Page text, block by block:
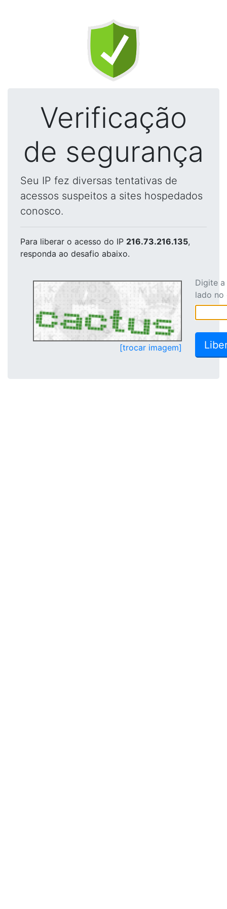
Verificação
de segurança
Seu IP fez diversas tentativas de
acessos suspeitos a sites hospedados
conosco.
Para liberar o acesso do IP 216.73.216.135,
responda ao desafio abaixo.
[trocar imagem]
Digite
lado no